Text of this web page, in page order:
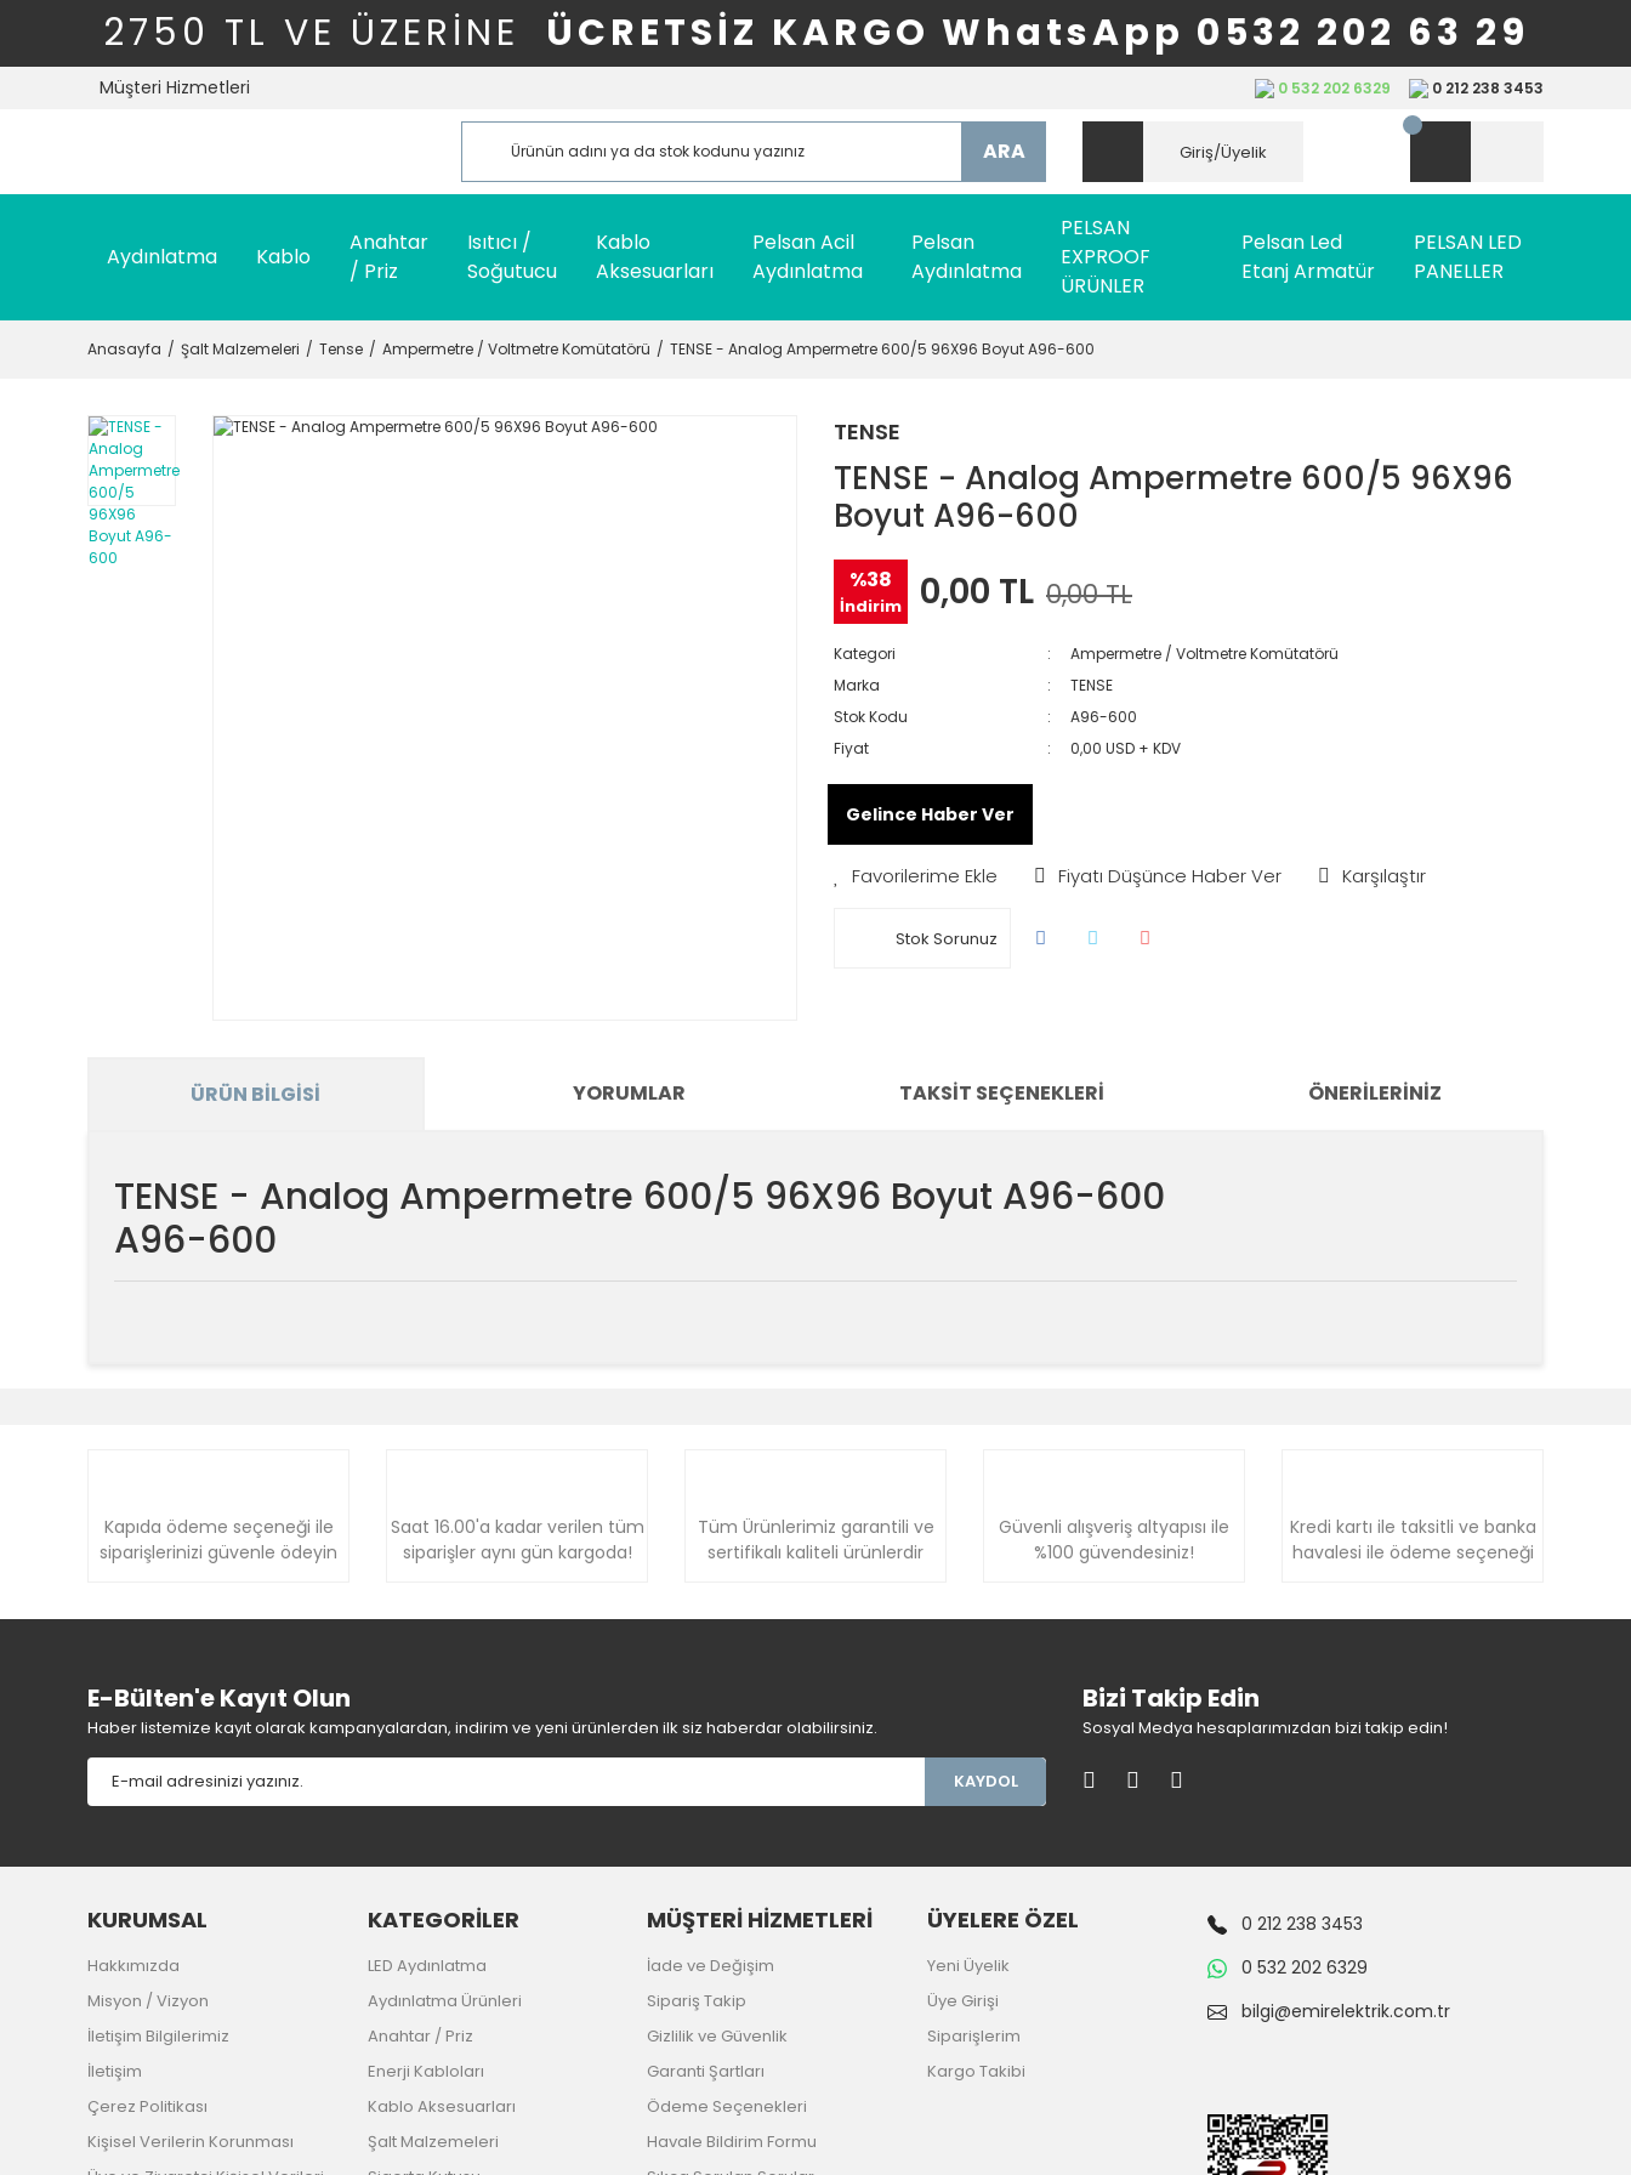
2750 TL VE ÜZERİNE ÜCRETSİZ KARGO WhatsApp 0532 202 63 29
Müşteri Hizmetleri 0 532 202 6329 0 212 238 3453
ARA Giriş/Üyelik
Aydınlatma Kablo
Anahtar
/ Priz
Isıtıcı /
Soğutucu
Kablo
Aksesuarları
Pelsan Acil
Aydınlatma
Pelsan
Aydınlatma
PELSAN
EXPROOF
ÜRÜNLER
Pelsan Led
Etanj Armatür
PELSAN LED
PANELLER
Anasayfa Şalt Malzemeleri Tense Ampermetre / Voltmetre Komütatörü TENSE - Analog Ampermetre 600/5 96X96 Boyut A96-600
TENSE
TENSE - Analog Ampermetre 600/5 96X96
Boyut A96-600
%38
İndirim 0,00 TL 0,00 TL
Kategori
Ampermetre / Voltmetre Komütatörü
Marka
TENSE
Stok Kodu
A96-600
Fiyat
0,00 USD + KDV
Gelince Haber Ver
Fiyatı Düşünce Haber Ver Karşılaştır
Stok Sorunuz
ÜRÜN BILGISI YORUMLAR TAKSIT SEÇENEKLERI ÖNERILERINIZ
TENSE - Analog Ampermetre 600/5 96X96 Boyut A96-600
A96-600
Ürün bilgilerinde hatalar bulunuyor.
Ürün fiyatı diğer sitelerden daha pahalı.
Kapıda ödeme seçeneği ile
siparişlerinizi güvenle ödeyin
Saat 16.00'a kadar verilen tüm
siparişler aynı gün kargoda!
Tüm Ürünlerimiz garantili ve
sertifikalı kaliteli ürünlerdir
Güvenli alışveriş altyapısı ile
%100 güvendesiniz!
Kredi kartı ile taksitli ve banka
havalesi ile ödeme seçeneği
E-Bülten'e Kayıt Olun
Haber listemize kayıt olarak kampanyalardan, indirim ve yeni ürünlerden ilk siz haberdar olabilirsiniz.
KAYDOL
Bizi Takip Edin
Sosyal Medya hesaplarımızdan bizi takip edin!
KURUMSAL
Hakkımızda
Misyon / Vizyon
İletişim Bilgilerimiz
İletişim
Çerez Politikası
Kişisel Verilerin Korunması
KATEGORİLER
LED Aydınlatma
Aydınlatma Ürünleri
Anahtar / Priz
Enerji Kabloları
Kablo Aksesuarları
Şalt Malzemeleri
MÜŞTERİ HİZMETLERİ
İade ve Değişim
Sipariş Takip
Gizlilik ve Güvenlik
Garanti Şartları
Ödeme Seçenekleri
Havale Bildirim Formu
ÜYELERE ÖZEL
Yeni Üyelik
Üye Girişi
Siparişlerim
Kargo Takibi
0 212 238 3453
0 532 202 6329
bilgi@emirelektrik.com.tr